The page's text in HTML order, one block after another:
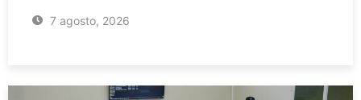
7 agosto, 2026